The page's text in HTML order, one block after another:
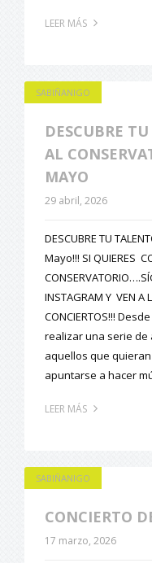
LEER MÁS
SABIÑANIGO
DESCUBRE
AL
MAYO
29 abril, 2026
DESCUBRE TU
Mayo!!! SI QUIERES
INSTAGRAM Y VEN A
CONCIERTOS!!!
realizar una serie de
aquellos que
apuntarse a hacer
LEER MÁS
SABIÑANIGO
CONCIERTO
17 marzo, 2026